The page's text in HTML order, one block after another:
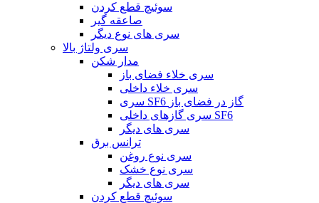
سوئیچ قطع کردن
صاعقه گیر
سری های نوع دیگر
سری ولتاژ بالا
مدار شکن
سری خلاء فضای باز
سری خلاء داخلی
سری SF6 گاز در فضای باز
سری گازهای داخلی SF6
سری های دیگر
ترانس برق
سری نوع روغن
سری نوع خشک
سری های دیگر
سوئیچ قطع کردن